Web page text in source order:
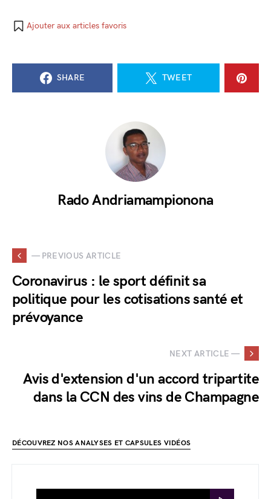
Ajouter aux articles favoris
SHARE TWEET
Rado Andriamampionona
— PREVIOUS ARTICLE
Coronavirus : le sport définit sa
politique pour les cotisations santé et
prévoyance
NEXT ARTICLE —
Avis d'extension d'un accord tripartite
dans la CCN des vins de Champagne
DÉCOUVREZ NOS ANALYSES ET CAPSULES VIDÉOS